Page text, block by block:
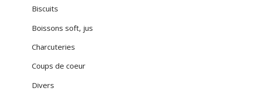
VINI DELLA PUGLIA
Biscuits
Boissons soft, jus
Charcuteries
Coups de coeur
Divers